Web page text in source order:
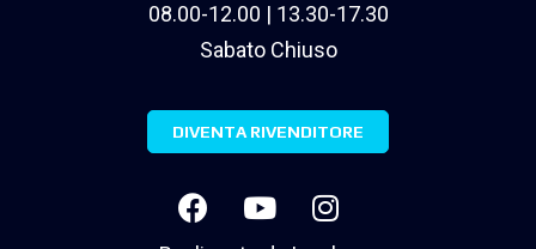
08.00-12.00 | 13.30-17.30
Sabato Chiuso
DIVENTA RIVENDITORE